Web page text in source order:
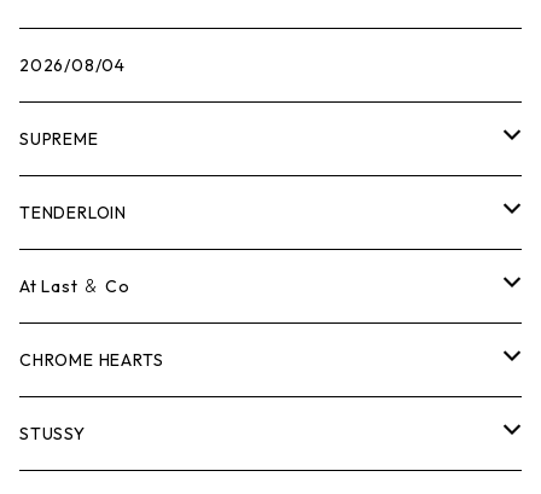
2026/08/04
SUPREME
Tシャツ
ロンTEE
スウェット/ニット
シャツ
TENDERLOIN
Tシャツ
ロンTEE
スウェット/ニット
At Last ＆ Co
Tシャツ
ロンTEE
CHROME HEARTS
Tシャツ
STUSSY